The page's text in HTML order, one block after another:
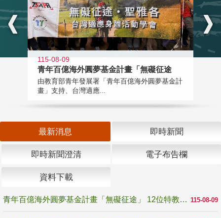
115-08-09
青年百億海外圓夢基金計畫「無礙征途
由教育部青年發展署「青年百億海外圓夢基金計
畫」支持、台灣適應...
最新消息 即時新聞
即時新聞澄清 電子布告欄
資料下載
115-08-09
青年百億海外圓夢基金計畫「無礙征途」 12位特教與弱勢青年勇闖西班牙 跨越感官限制見證生命蛻變